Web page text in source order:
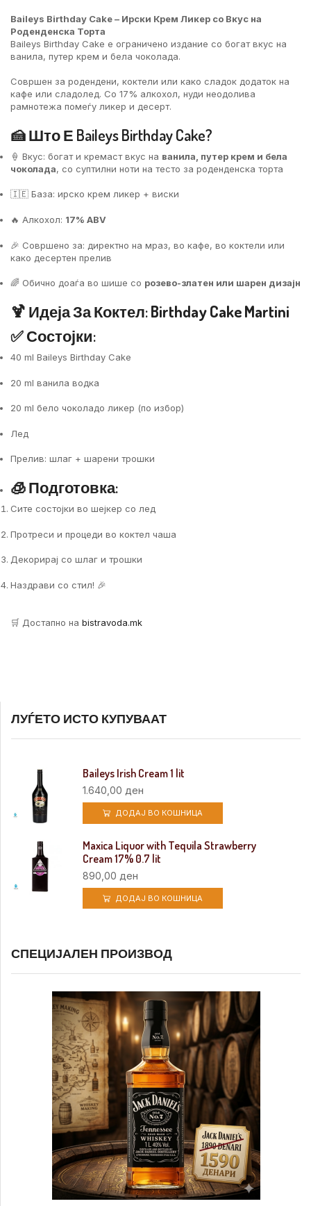
Baileys Birthday Cake – Ирски Крем Ликер со Вкус на
Роденденска Торта
Baileys Birthday Cake е ограничено издание со богат вкус на
ванила, путер крем и бела чоколада.
Совршен за родендени, коктели или како сладок додаток на
кафе или сладолед. Со 17% алкохол, нуди неодолива
рамнотежа помеѓу ликер и десерт.
🍰 Што Е Baileys Birthday Cake?
🍦 Вкус: богат и кремаст вкус на ванила, путер крем и бела
чоколада, со суптилни ноти на тесто за роденденска торта
🇮🇪 База: ирско крем ликер + виски
🔥 Алкохол: 17% ABV
🎉 Совршено за: директно на мраз, во кафе, во коктели или
како десертен прелив
🌈 Обично доаѓа во шише со розево-златен или шарен дизајн
🍹 Идеја За Коктел:Birthday Cake Martini
✅ Состојки:
40 ml Baileys Birthday Cake
20 ml ванила водка
20 ml бело чоколадо ликер (по избор)
Лед
Прелив: шлаг + шарени трошки
🧊 Подготовка:
Сите состојки во шејкер со лед
Протреси и процеди во коктел чаша
Декорирај со шлаг и трошки
Наздрави со стил! 🎉
🛒 Достапно на bistravoda.mk
ЛУЃЕТО ИСТО КУПУВААТ
Baileys Irish Cream 1 lit
1.640,00ден
ДОДАЈ ВО КОШНИЦА
Maxica Liquor with Tequila Strawberry
Cream 17% 0.7 lit
890,00 ден
ДОДАЈ ВО КОШНИЦА
СПЕЦИЈАЛЕН ПРОИЗВОД